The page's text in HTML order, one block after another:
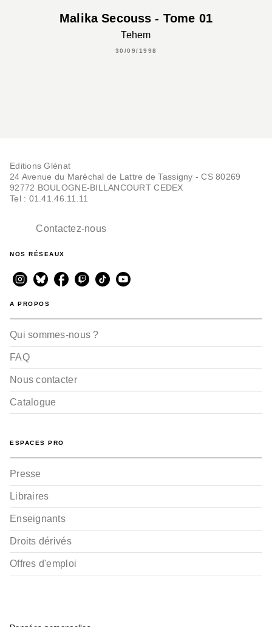
Malika Secouss - Tome 01
Tehem
30/09/1998
Editions Glénat
24 Avenue du Maréchal de Lattre de Tassigny - CS 80269
92772 BOULOGNE-BILLANCOURT CEDEX
Tel : 01.41.46.11.11
Contactez-nous
NOS RÉSEAUX
A PROPOS
Qui sommes-nous ?
FAQ
Nous contacter
Catalogue
ESPACES PRO
Presse
Libraires
Enseignants
Droits dérivés
Offres d'emploi